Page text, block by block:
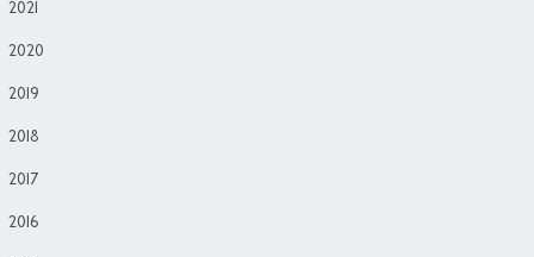
2021
2020
2019
2018
2017
2016